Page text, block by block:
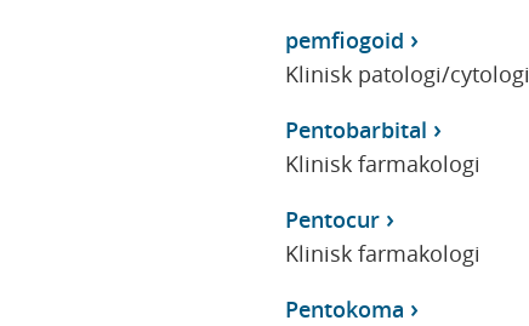
pemfiogoid
Klinisk patologi/cytologi
Pentobarbital
Klinisk farmakologi
Pentocur
Klinisk farmakologi
Pentokoma